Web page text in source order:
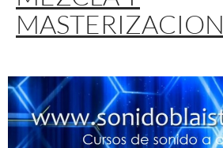
MASTERIZACION